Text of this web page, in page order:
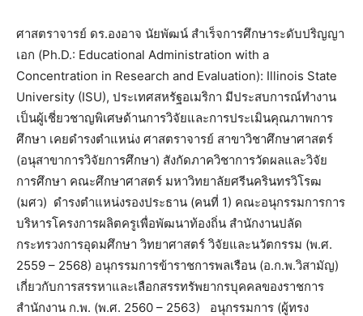
ศาสตราจารย์ ดร.องอาจ นัยพัฒน์ สำเร็จการศึกษาระดับปริญญา
เอก (Ph.D.: Educational Administration with a
Concentration in Research and Evaluation): Illinois State
University (ISU), ประเทศสหรัฐอเมริกา มีประสบการณ์ทำงาน
เป็นผู้เชี่ยวชาญพิเศษด้านการวิจัยและการประเมินคุณภาพการ
ศึกษา เคยดำรงตำแหน่ง ศาสตราจารย์ สาขาวิชาศึกษาศาสตร์
(อนุสาขาการวิจัยการศึกษา) สังกัดภาควิชาการวัดผลและวิจัย
การศึกษา คณะศึกษาศาสตร์ มหาวิทยาลัยศรีนครินทรวิโรฒ
(มศว) ดำรงตำแหน่งรองประธาน (คนที่ 1) คณะอนุกรรมการการ
บริหารโครงการผลิตครูเพื่อพัฒนาท้องถิ่น สำนักงานปลัด
กระทรวงการอุดมศึกษา วิทยาศาสตร์ วิจัยและนวัตกรรม (พ.ศ.
2559 – 2568) อนุกรรมการข้าราชการพลเรือน (อ.ก.พ.วิสามัญ)
เกี่ยวกับการสรรหาและเลือกสรรทรัพยากรบุคคลของราชการ
สำนักงาน ก.พ. (พ.ศ. 2560 – 2563) อนุกรรมการ (ผู้ทรง